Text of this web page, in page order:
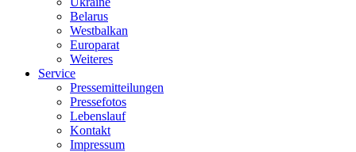
Belarus
Westbalkan
Europarat
Weiteres
Service
Pressemitteilungen
Pressefotos
Lebenslauf
Kontakt
Impressum